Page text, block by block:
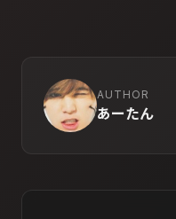
AUTHOR
あーたん